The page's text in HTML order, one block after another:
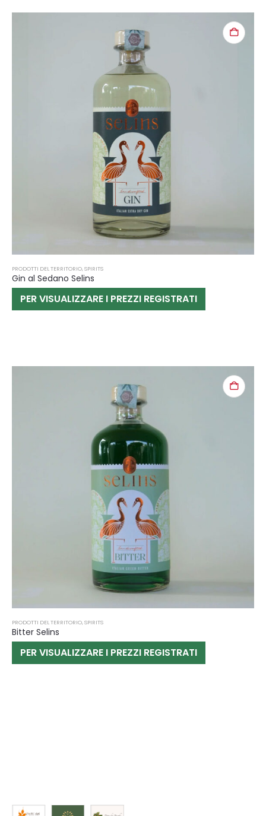
PRODOTTI DEL TERRITORIO, SPIRITS
Gin al Sedano Selins
PER VISUALIZZARE I PREZZI REGISTRATI
PRODOTTI DEL TERRITORIO, SPIRITS
Bitter Selins
PER VISUALIZZARE I PREZZI REGISTRATI